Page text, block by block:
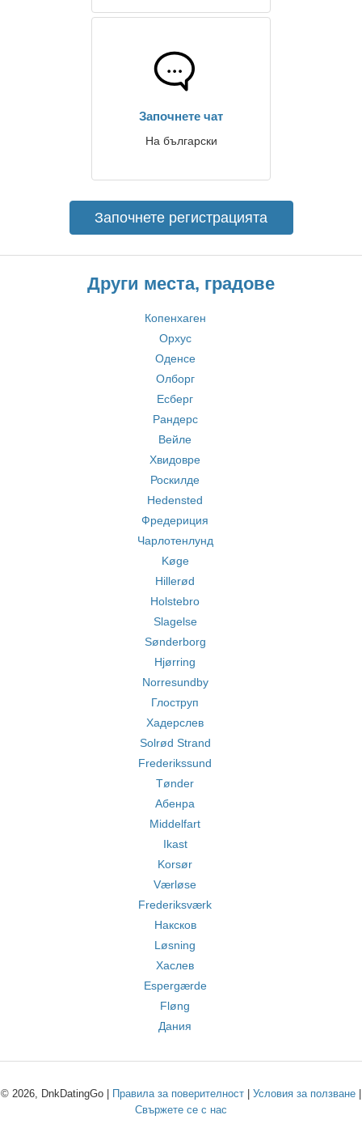
Започнете чат
На български
Започнете регистрацията
Други места, градове
Копенхаген
Орхус
Оденсе
Олборг
Есберг
Рандерс
Вейле
Хвидовре
Роскилде
Hedensted
Фредериция
Чарлотенлунд
Køge
Hillerød
Holstebro
Slagelse
Sønderborg
Hjørring
Norresundby
Глоструп
Хадерслев
Solrød Strand
Frederikssund
Tønder
Абенра
Middelfart
Ikast
Korsør
Værløse
Frederiksværk
Наксков
Løsning
Хаслев
Espergærde
Fløng
Дания
© 2026, DnkDatingGo | Правила за поверителност Условия за ползване
Свържете се с нас